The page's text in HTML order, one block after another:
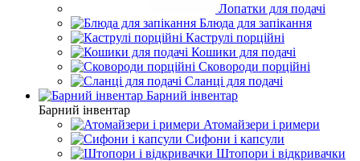
Лопатки для подачі
Блюда для запікання
Каструлі порційні
Кошики для подачі
Сковороди порційні
Сланці для подачі
Барний інвентар
Барний інвентар
Атомайзери і римери
Сифони і капсули
Штопори і відкривачки